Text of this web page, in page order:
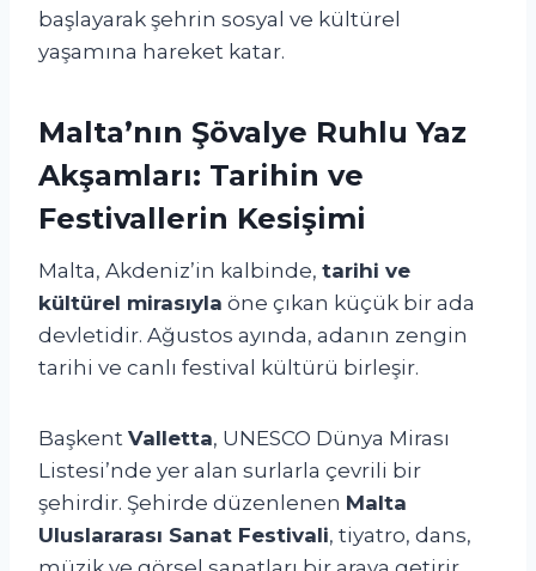
başlayarak şehrin sosyal ve kültürel
yaşamına hareket katar.
Malta’nın Şövalye Ruhlu Yaz
Akşamları: Tarihin ve
Festivallerin Kesişimi
Malta, Akdeniz’in kalbinde, tarihi ve
kültürel mirasıyla öne çıkan küçük bir ada
devletidir. Ağustos ayında, adanın zengin
tarihi ve canlı festival kültürü birleşir.
Başkent Valletta, UNESCO Dünya Mirası
Listesi’nde yer alan surlarla çevrili bir
şehirdir. Şehirde düzenlenen Malta
Uluslararası Sanat Festivali, tiyatro, dans,